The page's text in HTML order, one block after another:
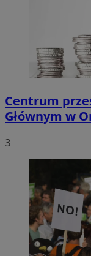
Centrum
Głównym w
3